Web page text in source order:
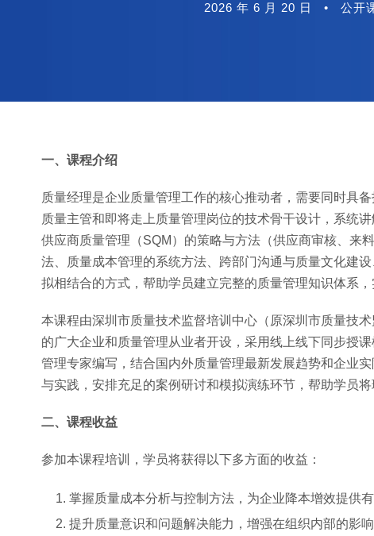
2026 年 6 月 20 日 • 公开
一、课程介绍
质量经理是企业质量管理工作的核心推动者，需要同时具
质量主管和即将走上质量管理岗位的技术骨干设计，系统
供应商质量管理（SQM）的策略与方法（供应商审核、来
法、质量成本管理的系统方法、跨部门沟通与质量文化建
拟相结合的方式，帮助学员建立完整的质量管理知识体系
本课程由深圳市质量技术监督培训中心（原深圳市质量技
的广大企业和质量管理从业者开设，采用线上线下同步授
管理专家编写，结合国内外质量管理最新发展趋势和企业
与实践，安排充足的案例研讨和模拟演练环节，帮助学员将
二、课程收益
参加本课程培训，学员将获得以下多方面的收益：
掌握质量成本分析与控制方法，为企业降本增效提供有
提升质量意识和问题解决能力，增强在组织内部的影响